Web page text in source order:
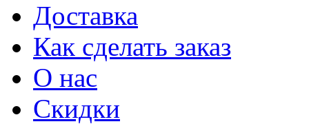
Доставка
Как сделать заказ
О нас
Скидки